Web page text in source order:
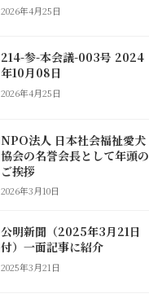
2026年4月25日
214-参-本会議-003号 2024
年10月08日
2026年4月25日
NPO法人 日本社会福祉愛犬
協会の名誉会長として年頭の
ご挨拶
2026年3月10日
公明新聞（2025年3月21日
付）一面記事に紹介
2025年3月21日